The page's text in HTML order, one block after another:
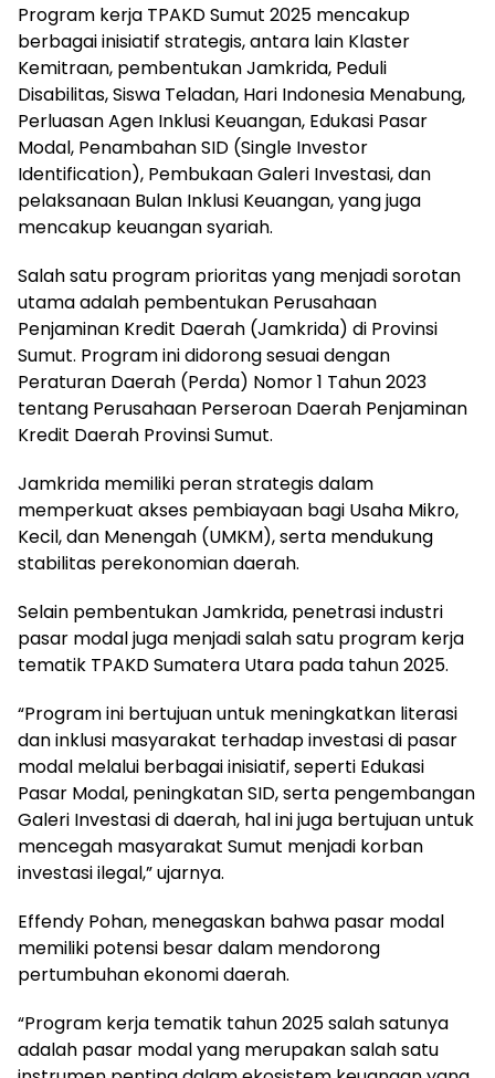
Program kerja TPAKD Sumut 2025 mencakup
berbagai inisiatif strategis, antara lain Klaster
Kemitraan, pembentukan Jamkrida, Peduli
Disabilitas, Siswa Teladan, Hari Indonesia Menabung,
Perluasan Agen Inklusi Keuangan, Edukasi Pasar
Modal, Penambahan SID (Single Investor
Identification), Pembukaan Galeri Investasi, dan
pelaksanaan Bulan Inklusi Keuangan, yang juga
mencakup keuangan syariah.
Salah satu program prioritas yang menjadi sorotan
utama adalah pembentukan Perusahaan
Penjaminan Kredit Daerah (Jamkrida) di Provinsi
Sumut. Program ini didorong sesuai dengan
Peraturan Daerah (Perda) Nomor 1 Tahun 2023
tentang Perusahaan Perseroan Daerah Penjaminan
Kredit Daerah Provinsi Sumut.
Jamkrida memiliki peran strategis dalam
memperkuat akses pembiayaan bagi Usaha Mikro,
Kecil, dan Menengah (UMKM), serta mendukung
stabilitas perekonomian daerah.
Selain pembentukan Jamkrida, penetrasi industri
pasar modal juga menjadi salah satu program kerja
tematik TPAKD Sumatera Utara pada tahun 2025.
“Program ini bertujuan untuk meningkatkan literasi
dan inklusi masyarakat terhadap investasi di pasar
modal melalui berbagai inisiatif, seperti Edukasi
Pasar Modal, peningkatan SID, serta pengembangan
Galeri Investasi di daerah, hal ini juga bertujuan untuk
mencegah masyarakat Sumut menjadi korban
investasi ilegal,” ujarnya.
Effendy Pohan, menegaskan bahwa pasar modal
memiliki potensi besar dalam mendorong
pertumbuhan ekonomi daerah.
“Program kerja tematik tahun 2025 salah satunya
adalah pasar modal yang merupakan salah satu